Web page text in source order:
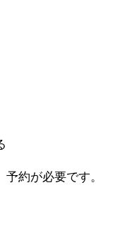
約が必要です。